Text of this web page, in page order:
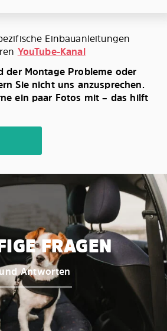
Einbauanleitungen
YouTube-Kanal
der Montage Probleme oder
Sie nicht uns anzusprechen.
ein paar Fotos mit – das hilft
FRAGEN
Antworten